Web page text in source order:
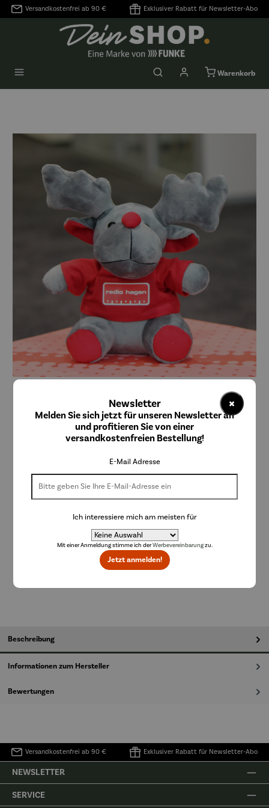
springen
Versandkostenfrei ab 90 € Exklusiver Rabatt für Newsletter-Abo
Warenkorb
S&P Werbeartikel
Plüschelch "Emil" Radio Hagen
14,99 €
Lieferzeit: 2-3 Tage
In den Warenkorb
Beschreibung
Informationen zum Hersteller
Bewertungen
Versandkostenfrei ab 90 € Exklusiver Rabatt für Newsletter-Abo
NEWSLETTER
SERVICE
×
Newsletter
Melden Sie sich jetzt für unseren Newsletter an
und profitieren Sie von einer
versandkostenfreien Bestellung!
E-Mail Adresse
Ich interessiere mich am meisten für
Mit einer Anmeldung stimme ich derWerbevereinbarungzu.
Jetzt anmelden!